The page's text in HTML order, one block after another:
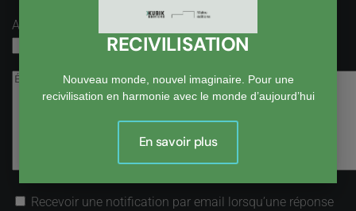
Adresse email
Recevoir une notification par email lorsqu’une réponse
RECIVILISATION
Nouveau monde, nouvel imaginaire. Pour une
recivilisation en harmonie avec le monde d’aujourd’hui
En savoir plus